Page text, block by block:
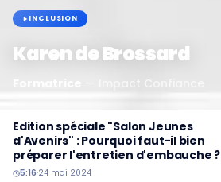
INCLUSION
Karen de Brossard
Edition spéciale "Salon Jeunes
d'Avenirs" : Pourquoi faut-il bien
préparer l'entretien d'embauche ?
5:16·24 mai 2024